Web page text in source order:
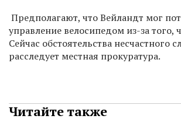
Предполагают, что Вейландт мог
управление велосипедом из-за того,
Сейчас обстоятельства несчастного
расследует местная прокуратура.
Читайте также